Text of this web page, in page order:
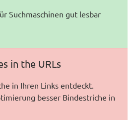
Suchmaschinen gut lesbar
in the URLs
in Ihren Links entdeckt.
besser Bindestriche in